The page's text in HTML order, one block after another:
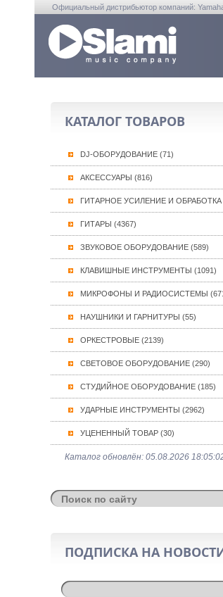
Официальный дистрибьютор компаний:
КАТАЛОГ ТОВАРОВ
DJ-ОБОРУДОВАНИЕ (71)
АКСЕССУАРЫ (816)
ГИТАРНОЕ УСИЛЕНИЕ И ОБРАБОТКА
ГИТАРЫ (4367)
ЗВУКОВОЕ ОБОРУДОВАНИЕ (589)
КЛАВИШНЫЕ ИНСТРУМЕНТЫ (1091)
МИКРОФОНЫ И РАДИОСИСТЕМЫ
НАУШНИКИ И ГАРНИТУРЫ (55)
ОРКЕСТРОВЫЕ (2139)
СВЕТОВОЕ ОБОРУДОВАНИЕ (290)
СТУДИЙНОЕ ОБОРУДОВАНИЕ (185)
УДАРНЫЕ ИНСТРУМЕНТЫ (2962)
УЦЕНЕННЫЙ ТОВАР (30)
Каталог обновлён: 05.08.2026
ПОДПИСКА НА